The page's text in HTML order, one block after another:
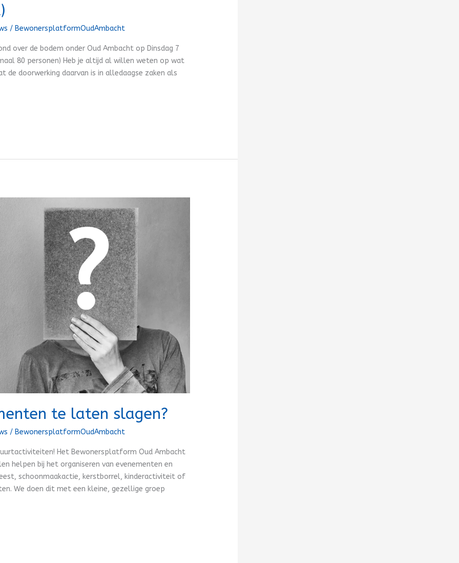
/ BewonersplatformOudAmbacht
over de bodem onder Oud Ambacht op Dinsdag 7
80 personen) Heb je altijd al willen weten op wat
de doorwerking daarvan is in alledaagse zaken als
te laten slagen?
/BewonersplatformOudAmbacht
Het Bewonersplatform Oud Ambacht
helpen bij het organiseren van evenementen en
schoonmaakactie, kerstborrel, kinderactiviteit of
We doen dit met een kleine, gezellige groep